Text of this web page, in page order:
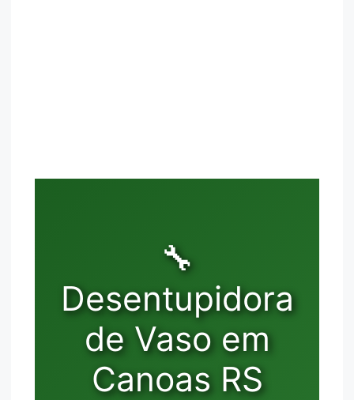
🔧
Desentupidora
de Vaso em
Canoas RS